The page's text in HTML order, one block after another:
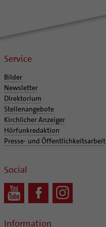
Gefängnisseelsorge
Segensorte
KirchenZeitung online
Pfarrgemeinden
Service
Bilder
Newsletter
Direktorium
Stellenangebote
Kirchlicher Anzeiger
Hörfunkredaktion
Presse- und Öffentlichkeitsarbeit
Social
Information